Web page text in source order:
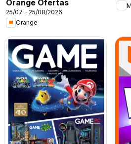
Orange Ofertas
25/07 - 25/08/2026
Orange